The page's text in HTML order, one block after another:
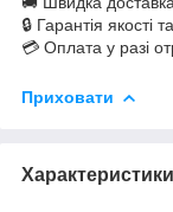
🔒 Гарантія якості
💳 Оплата у разі
Приховати
Характеристики